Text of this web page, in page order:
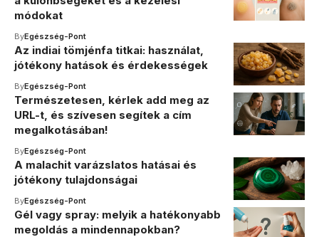
módokat
ByEgészség-Pont
Az indiai tömjénfa titkai: használat,
jótékony hatások és érdekességek
ByEgészség-Pont
Természetesen, kérlek add meg az
URL-t, és szívesen segítek a cím
megalkotásában!
ByEgészség-Pont
A malachit varázslatos hatásai és
jótékony tulajdonságai
ByEgészség-Pont
Gél vagy spray: melyik a hatékonyabb
megoldás a mindennapokban?